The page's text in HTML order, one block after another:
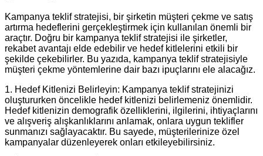
Kampanya teklif stratejisi, bir şirketin müşteri çekme ve satış
artırma hedeflerini gerçekleştirmek için kullanılan önemli bir
araçtır. Doğru bir kampanya teklif stratejisi ile şirketler,
rekabet avantajı elde edebilir ve hedef kitlelerini etkili bir
şekilde çekebilirler. Bu yazıda, kampanya teklif stratejisiyle
müşteri çekme yöntemlerine dair bazı ipuçlarını ele alacağız.
1. Hedef Kitlenizi Belirleyin: Kampanya teklif stratejinizi
oluştururken öncelikle hedef kitlenizi belirlemeniz önemlidir.
Hedef kitlenizin demografik özelliklerini, ilgilerini, ihtiyaçlarını
ve alışveriş alışkanlıklarını anlamak, onlara uygun teklifler
sunmanızı sağlayacaktır. Bu sayede, müşterilerinize özel
kampanyalar düzenleyerek onları etkileyebilirsiniz.